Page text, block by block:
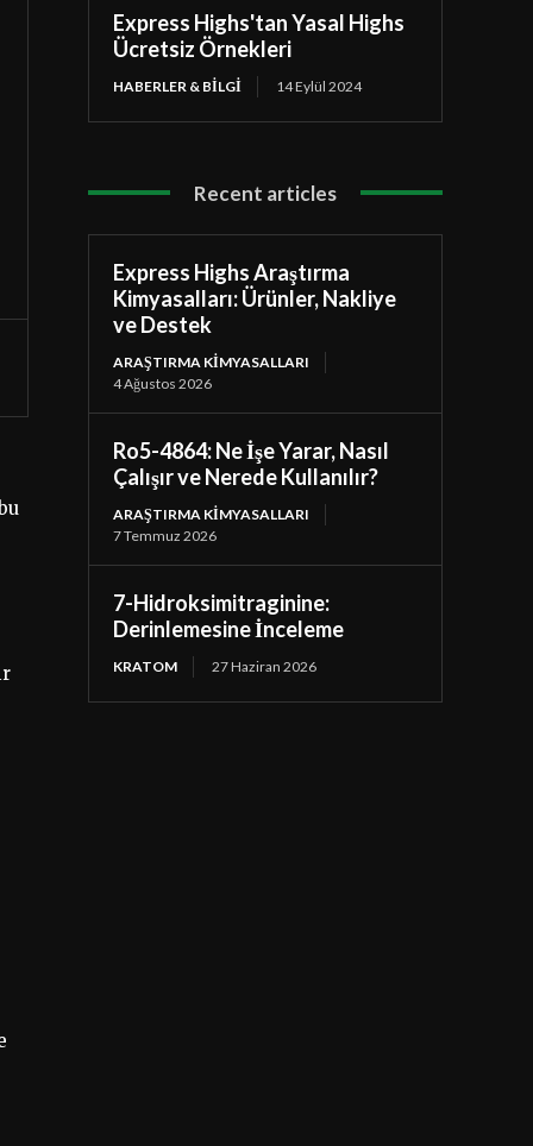
Express Highs'tan Yasal Highs
Ücretsiz Örnekleri
HABERLER & BILGI 14 Eylül 2024
Recent articles
Express Highs Araştırma
Kimyasalları: Ürünler, Nakliye
ve Destek
ARAŞTIRMA KIMYASALLARI
4 Ağustos 2026
Ro5-4864: Ne İşe Yarar, Nasıl
Çalışır ve Nerede Kullanılır?
ARAŞTIRMA KIMYASALLARI
7 Temmuz 2026
7-Hidroksimitraginine:
Derinlemesine İnceleme
KRATOM 27 Haziran 2026